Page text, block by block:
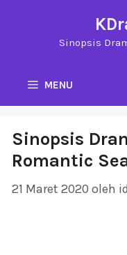
Sinopsis
MENU
Sinopsis
Romantic
21 Maret 2020 oleh